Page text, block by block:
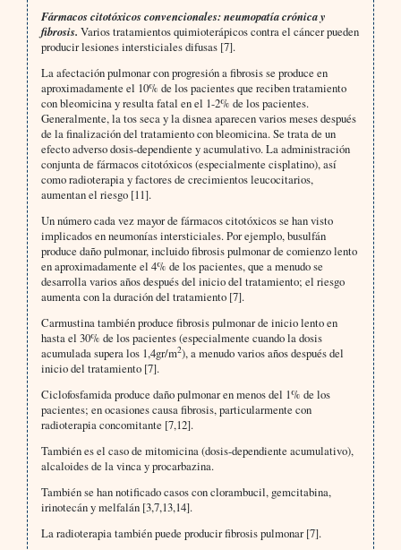
Fármacos citotóxicos convencionales: neumopatía crónica y
fibrosis. Varios tratamientos quimioterápicos contra el cáncer pueden
producir lesiones intersticiales difusas [7].
La afectación pulmonar con progresión a fibrosis se produce en
aproximadamente el 10% de los pacientes que reciben tratamiento
con bleomicina y resulta fatal en el 1-2% de los pacientes.
Generalmente, la tos seca y la disnea aparecen varios meses después
de la finalización del tratamiento con bleomicina. Se trata de un
efecto adverso dosis-dependiente y acumulativo. La administración
conjunta de fármacos citotóxicos (especialmente cisplatino), así
como radioterapia y factores de crecimientos leucocitarios,
aumentan el riesgo [11].
Un número cada vez mayor de fármacos citotóxicos se han visto
implicados en neumonías intersticiales. Por ejemplo, busulfán
produce daño pulmonar, incluido fibrosis pulmonar de comienzo lento
en aproximadamente el 4% de los pacientes, que a menudo se
desarrolla varios años después del inicio del tratamiento; el riesgo
aumenta con la duración del tratamiento [7].
Carmustina también produce fibrosis pulmonar de inicio lento en
hasta el 30% de los pacientes (especialmente cuando la dosis
acumulada supera los 1,4gr/m2), a menudo varios años después del
inicio del tratamiento [7].
Ciclofosfamida produce daño pulmonar en menos del 1% de los
pacientes; en ocasiones causa fibrosis, particularmente con
radioterapia concomitante [7,12].
También es el caso de mitomicina (dosis-dependiente acumulativo),
alcaloides de la vinca y procarbazina.
También se han notificado casos con clorambucil, gemcitabina,
irinotecán y melfalán [3,7,13,14].
La radioterapia también puede producir fibrosis pulmonar [7].